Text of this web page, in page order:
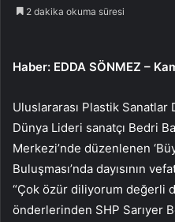
2 dakika okuma süresi
Haber: EDDA SÖNMEZ –
Uluslararası Plastik
Dünya Lideri sanatçı Bedri
Merkezi’nde düzenlenen
Buluşması’nda dayısının
“Çok özür diliyorum değerli
önderlerinden SHP Sarıyer